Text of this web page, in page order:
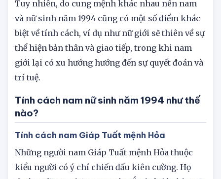
đạo và thích làm những việc đại sự.
Tuy nhiên, do cung mệnh khác nhau nên nam
và nữ sinh năm 1994 cũng có một số điểm khác
biệt về tính cách, ví dụ như nữ giới sẽ thiên về sự
thể hiện bản thân và giao tiếp, trong khi nam
giới lại có xu hướng hướng đến sự quyết đoán và
trí tuệ.
Tính cách nam nữ sinh năm 1994 như thế
nào?
Tính cách nam Giáp Tuất mệnh Hỏa
Những người nam Giáp Tuất mệnh Hỏa thuộc